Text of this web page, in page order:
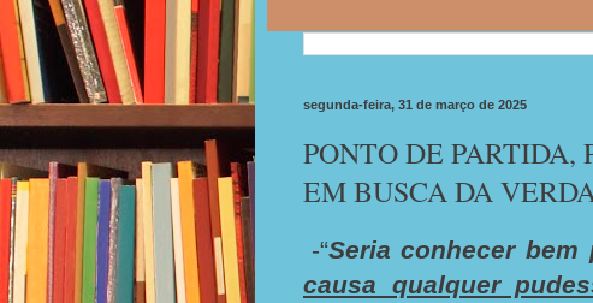
segunda-feira, 31 de março de 2025
PONTO DE PARTIDA,
EM BUSCA DA
-“Seria conhecer bem
causa qualquer